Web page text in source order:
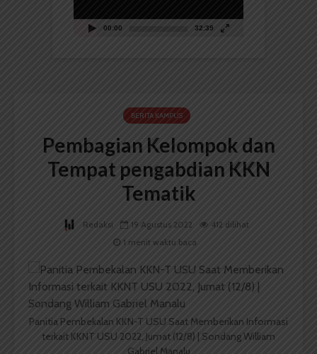
00:00 32:39
BERITA KAMPUS
Pembagian Kelompok dan
Tempat pengabdian KKN
Tematik
Redaksi 19 Agustus 2022
412 dilihat
1 menit waktu baca
Panitia Pembekalan KKN-T USU Saat Memberikan Informasi
terkait KKNT USU 2022, Jumat (12/8) | Sondang William
Gabriel Manalu